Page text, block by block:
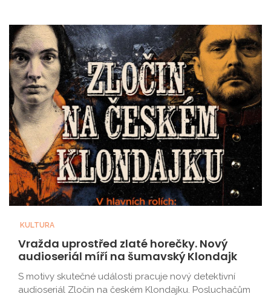
KULTURA
Vražda uprostřed zlaté horečky. Nový
audioseriál míří na šumavský Klondajk
S motivy skutečné události pracuje nový detektivní
audioseriál Zločin na českém Klondajku. Posluchačům